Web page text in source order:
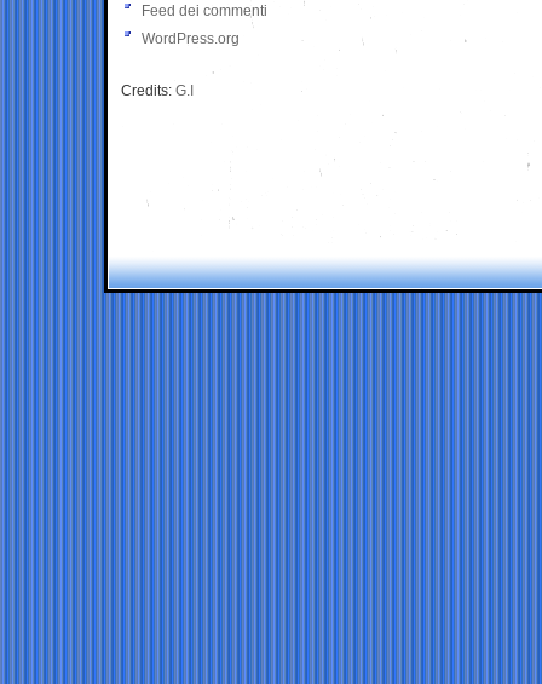
Feed dei commenti
WordPress.org
Credits: G.I